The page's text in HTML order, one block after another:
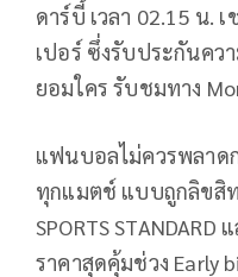
ดาร์บี้ เวลา 02.15 น.
เปอร์ ซึ่งรับประกันคว
ยอมใคร รับชมทาง
แฟนบอลไม่ควรพลาด
ทุกแมตช์ แบบถูกลิขสิท
SPORTS STANDARD
ราคาสุดคุ้มช่วง Early